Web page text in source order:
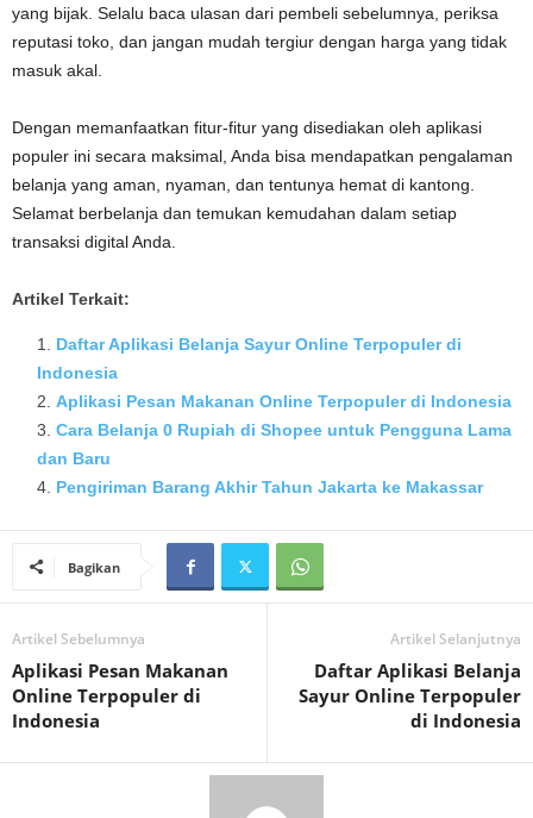
yang bijak. Selalu baca ulasan dari pembeli sebelumnya, periksa
reputasi toko, dan jangan mudah tergiur dengan harga yang tidak
masuk akal.
Dengan memanfaatkan fitur-fitur yang disediakan oleh aplikasi
populer ini secara maksimal, Anda bisa mendapatkan pengalaman
belanja yang aman, nyaman, dan tentunya hemat di kantong.
Selamat berbelanja dan temukan kemudahan dalam setiap
transaksi digital Anda.
Artikel Terkait:
Daftar Aplikasi Belanja Sayur Online Terpopuler di
Indonesia
Aplikasi Pesan Makanan Online Terpopuler di Indonesia
Cara Belanja 0 Rupiah di Shopee untuk Pengguna Lama
dan Baru
Pengiriman Barang Akhir Tahun Jakarta ke Makassar
Bagikan
Artikel Sebelumnya
Aplikasi Pesan Makanan
Online Terpopuler di
Indonesia
Artikel Selanjutnya
Daftar Aplikasi Belanja
Sayur Online Terpopuler
di Indonesia